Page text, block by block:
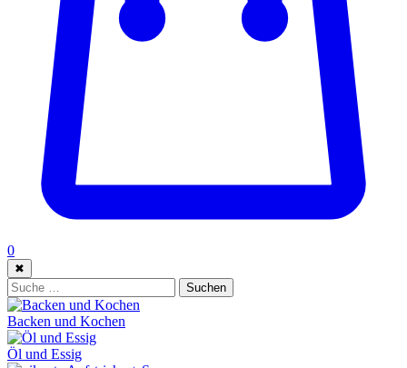
0
✖
Suche: Suchen
Backen und Kochen
Öl und Essig